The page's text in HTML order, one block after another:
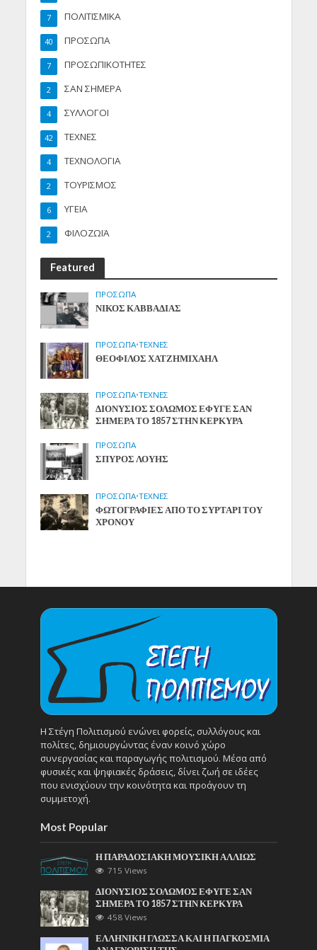
ΠΟΛΙΤΙΣΜΙΚΑ
7
ΠΡΟΣΩΠΑ
40
ΠΡΟΣΩΠΙΚΟΤΗΤΕΣ
7
ΣΑΝ ΣΗΜΕΡΑ
2
ΣΥΛΛΟΓΟΙ
4
ΤΕΧΝΕΣ
42
ΤΕΧΝΟΛΟΓΙΑ
4
ΤΟΥΡΙΣΜΟΣ
2
ΥΓΕΙΑ
6
ΦΙΛΟΖΩΪΑ
2
Featured
ΠΡΟΣΩΠΑ
ΝΙΚΟΣ ΚΑΒΒΑΔΙΑΣ
ΠΡΟΣΩΠΑ•ΤΕΧΝΕΣ
ΘΕΟΦΙΛΟΣ ΧΑΤΖΗΜΙΧΑΗΛ
ΠΡΟΣΩΠΑ•ΤΕΧΝΕΣ
ΔΙΟΝΥΣΙΟΣ ΣΟΛΩΜΟΣ ΕΦΥΓΕ ΣΑΝ
ΣΗΜΕΡΑ ΤΟ 1857 ΣΤΗΝ ΚΕΡΚΥΡΑ
ΠΡΟΣΩΠΑ
ΣΠΥΡΟΣ ΛΟΥΗΣ
ΠΡΟΣΩΠΑ•ΤΕΧΝΕΣ
ΦΩΤΟΓΡΑΦΙΕΣ ΑΠΟ ΤΟ ΣΥΡΤΑΡΙ ΤΟΥ
ΧΡΟΝΟΥ
Η Στέγη Πολιτισμού ενώνει φορείς, συλλόγους και
πολίτες, δημιουργώντας έναν κοινό χώρο
συνεργασίας και παραγωγής πολιτισμού. Μέσα από
φυσικές και ψηφιακές δράσεις, δίνει ζωή σε ιδέες
που ενισχύουν την κοινότητα και προάγουν τη
συμμετοχή.
Most Popular
Η ΠΑΡΑΔΟΣΙΑΚΗ ΜΟΥΣΙΚΗ ΑΛΛΙΩΣ
715 Views
ΔΙΟΝΥΣΙΟΣ ΣΟΛΩΜΟΣ ΕΦΥΓΕ ΣΑΝ
ΣΗΜΕΡΑ ΤΟ 1857 ΣΤΗΝ ΚΕΡΚΥΡΑ
458 Views
ΕΛΛΗΝΙΚΗ ΓΛΩΣΣΑ ΚΑΙ Η ΠΑΓΚΟΣΜΙΑ